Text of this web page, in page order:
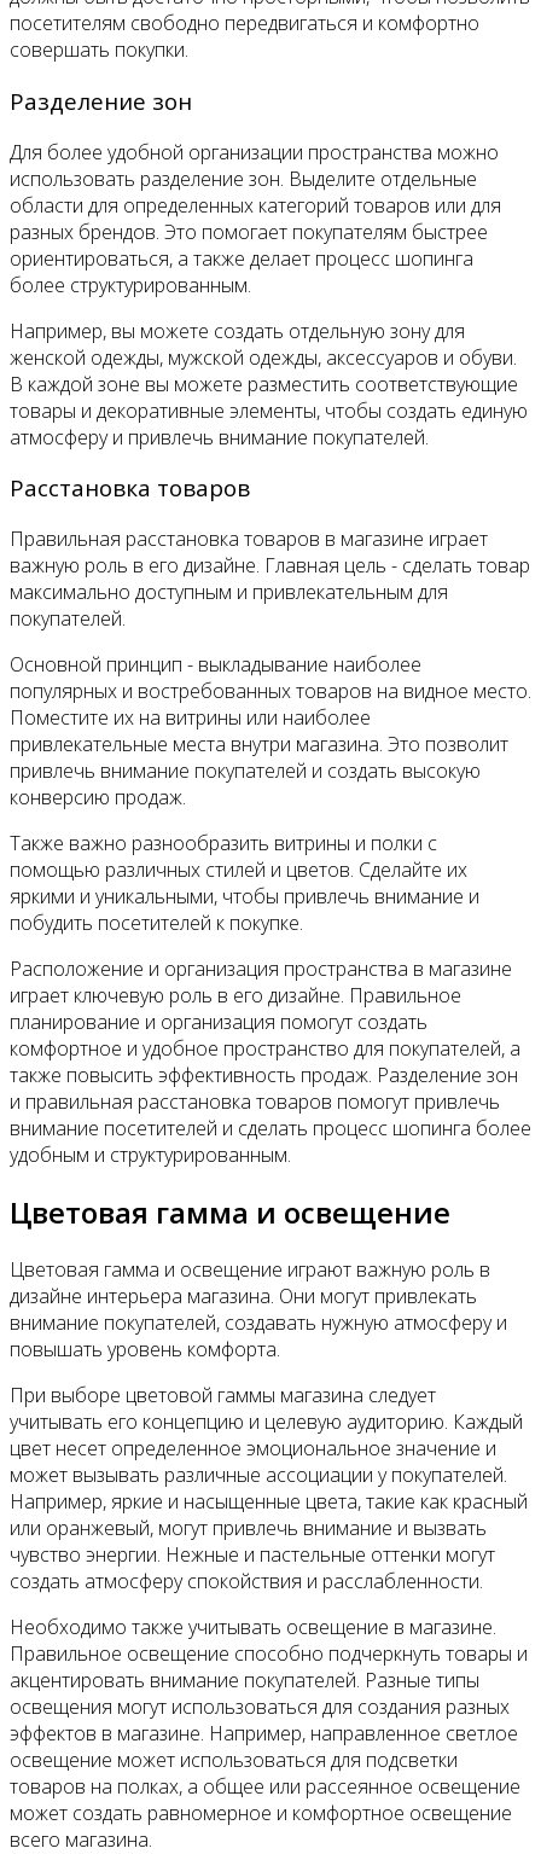
посетителям свободно передвигаться и комфортно
совершать покупки.
Разделение зон
Для более удобной организации пространства можно
использовать разделение зон. Выделите отдельные
области для определенных категорий товаров или для
разных брендов. Это помогает покупателям быстрее
ориентироваться, а также делает процесс шопинга
более структурированным.
Например, вы можете создать отдельную зону для
женской одежды, мужской одежды, аксессуаров и обуви.
В каждой зоне вы можете разместить соответствующие
товары и декоративные элементы, чтобы создать единую
атмосферу и привлечь внимание покупателей.
Расстановка товаров
Правильная расстановка товаров в магазине играет
важную роль в его дизайне. Главная цель - сделать товар
максимально доступным и привлекательным для
покупателей.
Основной принцип - выкладывание наиболее
популярных и востребованных товаров на видное место.
Поместите их на витрины или наиболее
привлекательные места внутри магазина. Это позволит
привлечь внимание покупателей и создать высокую
конверсию продаж.
Также важно разнообразить витрины и полки с
помощью различных стилей и цветов. Сделайте их
яркими и уникальными, чтобы привлечь внимание и
побудить посетителей к покупке.
Расположение и организация пространства в магазине
играет ключевую роль в его дизайне. Правильное
планирование и организация помогут создать
комфортное и удобное пространство для покупателей, а
также повысить эффективность продаж. Разделение зон
и правильная расстановка товаров помогут привлечь
внимание посетителей и сделать процесс шопинга более
удобным и структурированным.
Цветовая гамма и освещение
Цветовая гамма и освещение играют важную роль в
дизайне интерьера магазина. Они могут привлекать
внимание покупателей, создавать нужную атмосферу и
повышать уровень комфорта.
При выборе цветовой гаммы магазина следует
учитывать его концепцию и целевую аудиторию. Каждый
цвет несет определенное эмоциональное значение и
может вызывать различные ассоциации у покупателей.
Например, яркие и насыщенные цвета, такие как красный
или оранжевый, могут привлечь внимание и вызвать
чувство энергии. Нежные и пастельные оттенки могут
создать атмосферу спокойствия и расслабленности.
Необходимо также учитывать освещение в магазине.
Правильное освещение способно подчеркнуть товары и
акцентировать внимание покупателей. Разные типы
освещения могут использоваться для создания разных
эффектов в магазине. Например, направленное светлое
освещение может использоваться для подсветки
товаров на полках, а общее или рассеянное освещение
может создать равномерное и комфортное освещение
всего магазина.